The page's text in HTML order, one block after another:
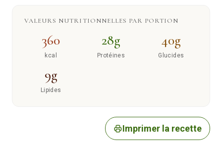
VALEURS NUTRITIONNELLES PAR PORTION
360
kcal
28g
Protéines
40g
Glucides
9g
Lipides
Imprimer la recette